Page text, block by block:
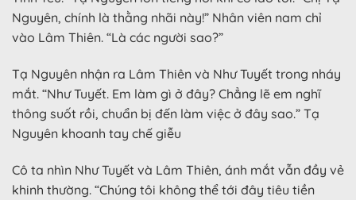
Nguyên, chính là thằng nhãi này!” Nhân viên nam chỉ
vào Lâm Thiên. “Là các người sao?”
Tạ Nguyên nhận ra Lâm Thiên và Như Tuyết trong nháy
mắt. “Như Tuyết. Em làm gì ở đây? Chẳng lẽ em nghĩ
thông suốt rồi, chuẩn bị đến làm việc ở đây sao.” Tạ
Nguyên khoanh tay chế giễu
Cô ta nhìn Như Tuyết và Lâm Thiên, ánh mắt vẫn đầy vẻ
khinh thường. “Chúng tôi không thể tới đây tiêu tiền